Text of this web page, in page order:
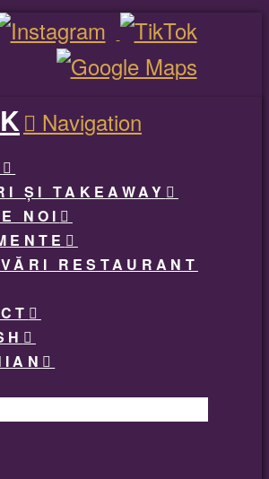
Navigation
ȘI TAKEAWAY
NOI
RESTAURANT